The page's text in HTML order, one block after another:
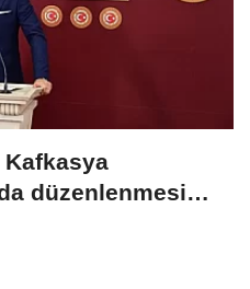
Kafkasya
düzenlenmesi